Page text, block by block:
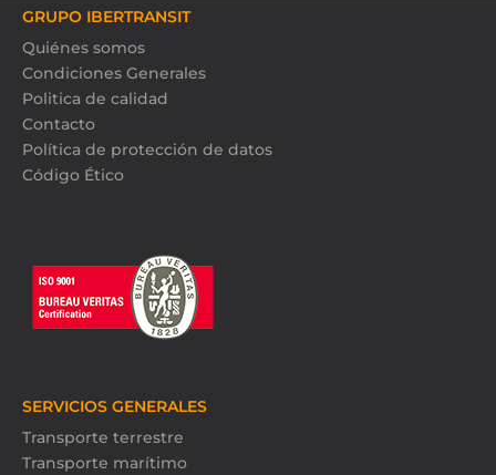
GRUPO IBERTRANSIT
Quiénes somos
Condiciones Generales
Politica de calidad
Contacto
Política de protección de datos
Código Ético
SERVICIOS GENERALES
Transporte terrestre
Transporte marítimo